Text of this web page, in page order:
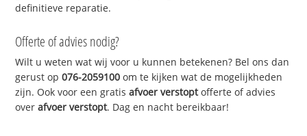
definitieve reparatie.
Offerte of advies nodig?
Wilt u weten wat wij voor u kunnen betekenen? Bel ons dan
gerust op076-2059100 om te kijken wat de mogelijkheden
zijn. Ook voor een gratisafvoer verstoptofferte of advies
overafvoer verstopt. Dag en nacht bereikbaar!